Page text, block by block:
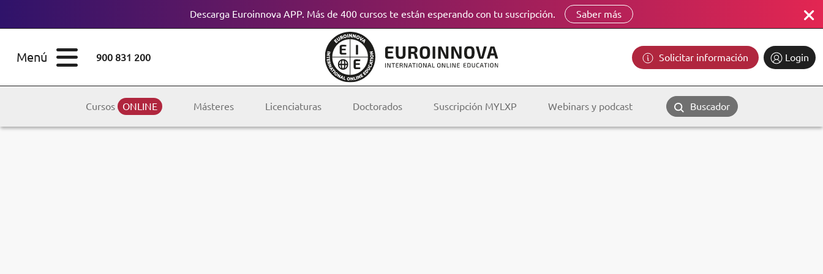
Descarga Euroinnova APP. Más de 400 cursos te están esperando con tu suscripción. Saber más
Menú 900 831 200 Solicitar información Login
ESTUDIOS
Licenciaturas
Doctorados
Cursos ONLINE Másteres Licenciaturas Doctorados Suscripción MYLXP Webinars y podcast Buscador